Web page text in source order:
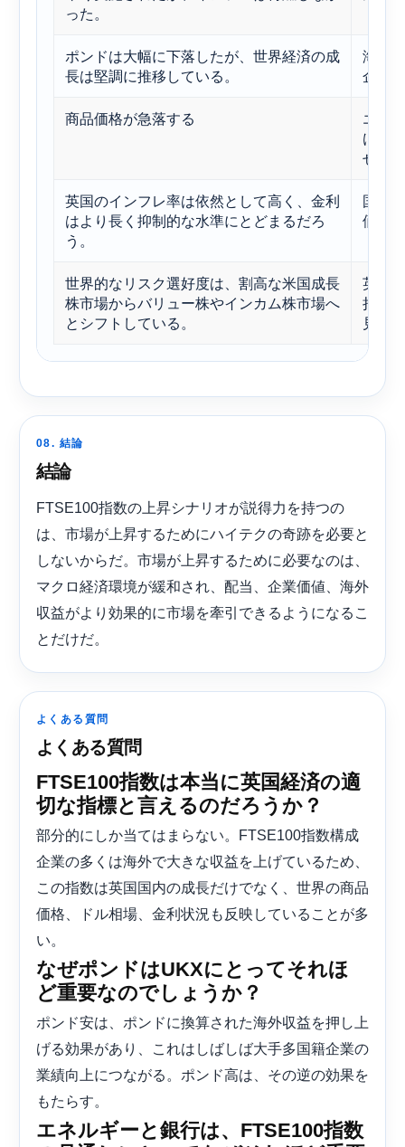
った。
ポンドは大幅に下落したが、世界経済の成
長は堅調に推移している。
海外
企業
商品価格が急落する
エネ
け、
せる
英国のインフレ率は依然として高く、金利
はより長く抑制的な水準にとどまるだろ
う。
国内
価へ
世界的なリスク選好度は、割高な米国成長
株市場からバリュー株やインカム株市場へ
とシフトしている。
英国
持す
見落
08. 結論
結論
FTSE100指数の上昇シナリオが説得力を持つの
は、市場が上昇するためにハイテクの奇跡を必要と
しないからだ。市場が上昇するために必要なのは、
マクロ経済環境が緩和され、配当、企業価値、海外
収益がより効果的に市場を牽引できるようになるこ
とだけだ。
よくある質問
よくある質問
FTSE100指数は本当に英国経済の適
切な指標と言えるのだろうか？
部分的にしか当てはまらない。FTSE100指数構成
企業の多くは海外で大きな収益を上げているため、
この指数は英国国内の成長だけでなく、世界の商品
価格、ドル相場、金利状況も反映していることが多
い。
なぜポンドはUKXにとってそれほ
ど重要なのでしょうか？
ポンド安は、ポンドに換算された海外収益を押し上
げる効果があり、これはしばしば大手多国籍企業の
業績向上につながる。ポンド高は、その逆の効果を
もたらす。
エネルギーと銀行は、FTSE100指数